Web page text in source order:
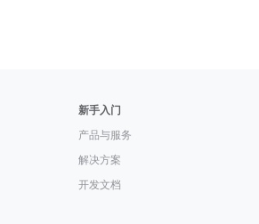
新手入门
产品与服务
解决方案
开发文档